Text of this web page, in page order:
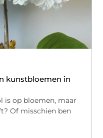
kunstbloemen in
is op bloemen, maar
Of misschien ben